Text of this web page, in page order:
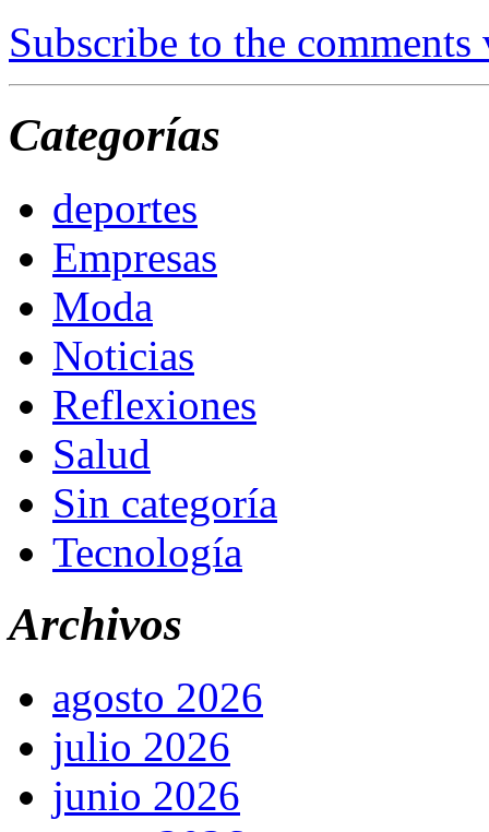
Subscribe to the comments
Categorías
deportes
Empresas
Moda
Noticias
Reflexiones
Salud
Sin categoría
Tecnología
Archivos
agosto 2026
julio 2026
junio 2026